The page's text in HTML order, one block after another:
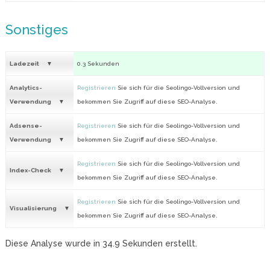
Sonstiges
Ladezeit 0.3 Sekunden
Analytics-
Verwendung
Registrieren Sie sich für die Seolingo-Vollversion und
bekommen Sie Zugriff auf diese SEO-Analyse.
Adsense-
Verwendung
Registrieren Sie sich für die Seolingo-Vollversion und
bekommen Sie Zugriff auf diese SEO-Analyse.
Index-Check
Registrieren Sie sich für die Seolingo-Vollversion und
bekommen Sie Zugriff auf diese SEO-Analyse.
Visualisierung
Registrieren Sie sich für die Seolingo-Vollversion und
bekommen Sie Zugriff auf diese SEO-Analyse.
Diese Analyse wurde in 34.9 Sekunden erstellt.